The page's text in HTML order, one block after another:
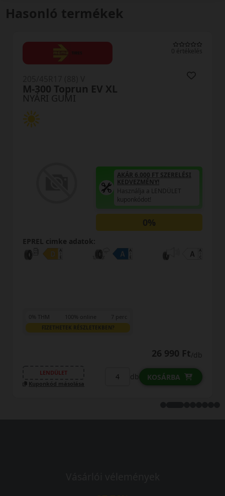
Hasonló termékek
0 értékelés
NYÁRI GUMI
LK12 S Fit2 XL
AKÁR 6.000 FT SZERELÉSI
KEDVEZMÉNY!
Használja a LENDÜLET
kuponkódot!
0%
EPREL cimke adatok:
0% THM 100% online 7 perc
FIZETHETEK RÉSZLETEKBEN?
29 490 Ft/db
LENDÜLET
Kuponkód másolása
db KOSÁRBA